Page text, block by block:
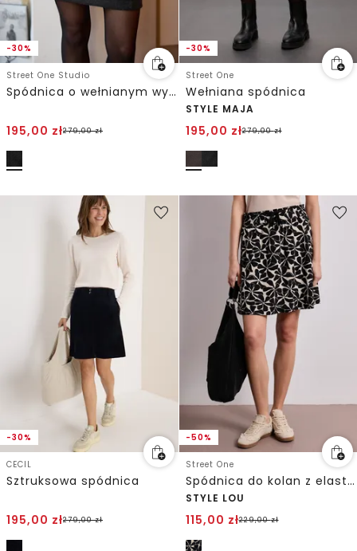
-30%
Street One Studio
Spódnica o wełnianym wyglądzie
195,00 zł279,00zł
-30%
Street One
Wełniana spódnica
STYLE MAJA
195,00 zł279,00zł
-30%
CECIL
Sztruksowa spódnica
195,00 zł279,00zł
-50%
Street One
Spódnica do kolan z elastycznym paskiem i nadrukiem
STYLE LOU
115,00 zł229,00zł